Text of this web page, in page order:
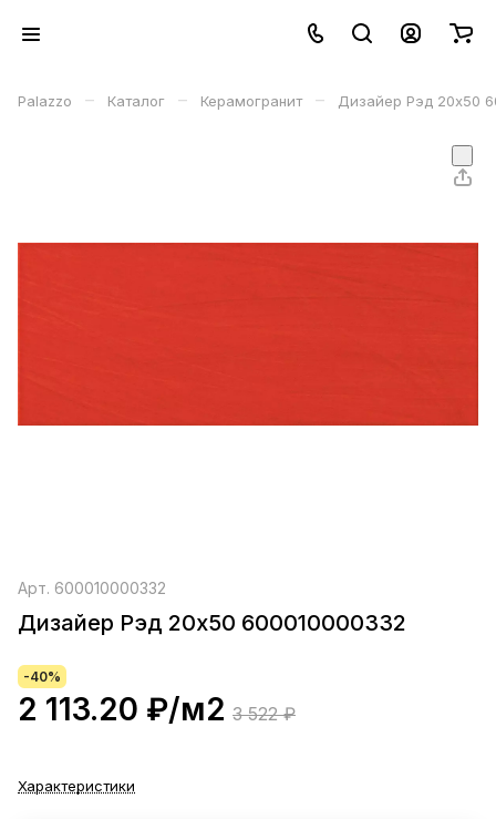
Palazzo – Каталог – Керамогранит – Дизайер Рэд 20х50
Арт. 600010000332
Дизайер Рэд 20х50 600010000332
-40%
2 113.20 ₽/м2 3 522 ₽
Характеристики